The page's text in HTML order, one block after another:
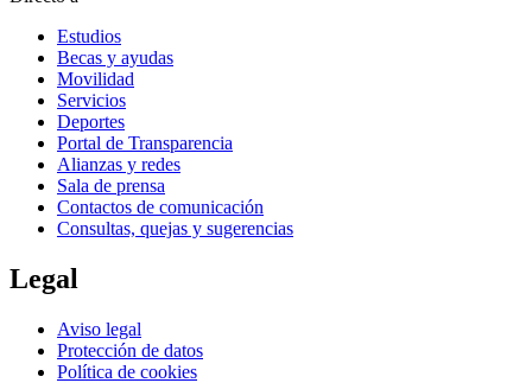
Estudios
Becas y ayudas
Movilidad
Servicios
Deportes
Portal de Transparencia
Alianzas y redes
Sala de prensa
Contactos de comunicación
Consultas, quejas y sugerencias
Legal
Aviso legal
Protección de datos
Política de cookies